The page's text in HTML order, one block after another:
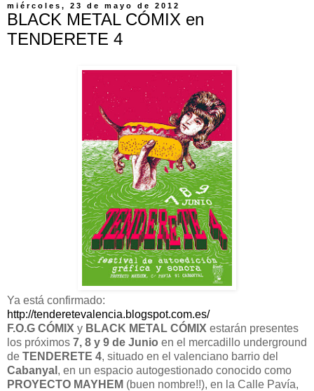
miércoles, 23 de mayo de 2012
BLACK METAL CÓMIX en
TENDERETE 4
Ya está confirmado:
http://tenderetevalencia.blogspot.com.es/
F.O.G CÓMIX y BLACK METAL CÓMIX estarán presentes
los próximos 7, 8 y 9 de Junio en el mercadillo underground
de TENDERETE 4, situado en el valenciano barrio del
Cabanyal , en un espacio autogestionado conocido como
PROYECTO MAYHEM (buen nombre!!), en la Calle Pavía,